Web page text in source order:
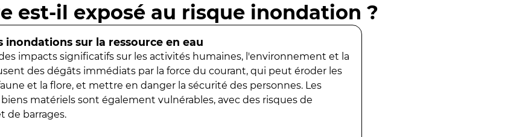
est-il exposé au risque inondation ?
inondations sur la ressource en eau
impacts significatifs sur les activités humaines, l'environnement et la
des dégâts immédiats par la force du courant, qui peut éroder les
et la flore, et mettre en danger la sécurité des personnes. Les
matériels sont également vulnérables, avec des risques de
de barrages.